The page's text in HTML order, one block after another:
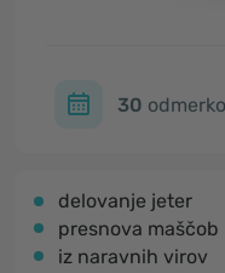
30
delovanje jeter
presnova maščob
iz naravnih virov